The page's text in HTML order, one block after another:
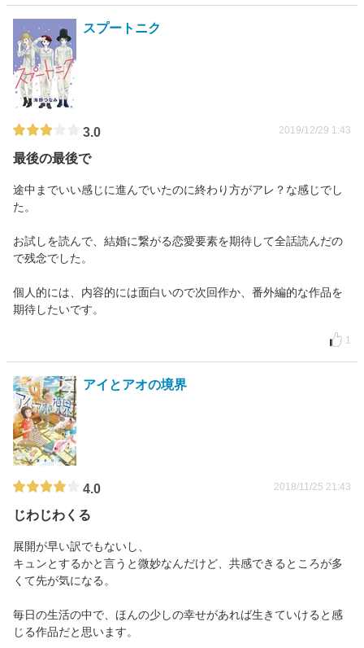
スプートニク
3.0 2019/12/29 1:43
最後の最後で
途中までいい感じに進んでいたのに終わり方がアレ？な感じでし
た。
お試しを読んで、結婚に繋がる恋愛要素を期待して全話読んだの
で残念でした。
個人的には、内容的には面白いので次回作か、番外編的な作品を
期待したいです。
1
アイとアオの境界
4.0 2018/11/25 21:43
じわじわくる
展開が早い訳でもないし、
キュンとするかと言うと微妙なんだけど、共感できるところが多
くて先が気になる。
毎日の生活の中で、ほんの少しの幸せがあれば生きていけると感
じる作品だと思います。